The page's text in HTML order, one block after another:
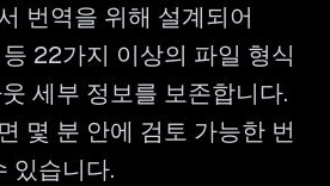
번역을 위해 설계되어
등 22가지 이상의 파일 형식
세부 정보를 보존합니다.
몇 분 안에 검토 가능한 번
있습니다.